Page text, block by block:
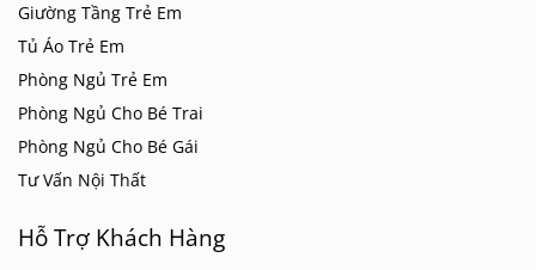
Giường Tầng Trẻ Em
Tủ Áo Trẻ Em
Phòng Ngủ Trẻ Em
Phòng Ngủ Cho Bé Trai
Phòng Ngủ Cho Bé Gái
Tư Vấn Nội Thất
Hỗ Trợ Khách Hàng